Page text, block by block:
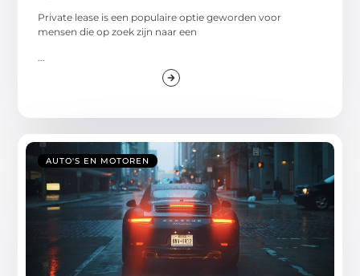
Private lease is een populaire optie geworden voor
mensen die op zoek zijn naar een
AUTO'S EN MOTOREN